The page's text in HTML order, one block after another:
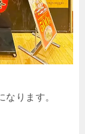
ります。